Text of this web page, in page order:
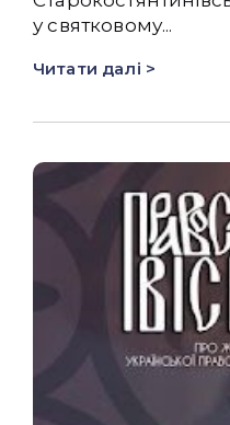
у святковому...
Читати далі >